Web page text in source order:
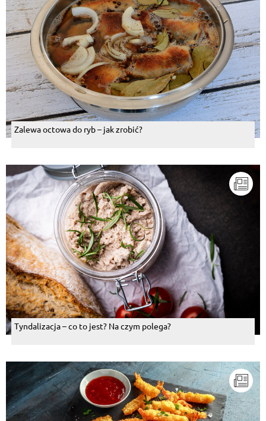
Zalewa octowa do ryb – jak zrobić?
Tyndalizacja – co to jest? Na czym polega?